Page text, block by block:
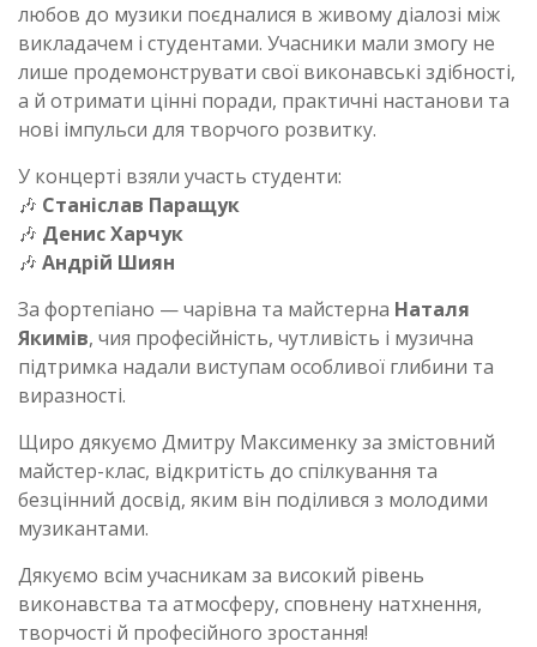
любов до музики поєдналися в живому діалозі між
викладачем і студентами. Учасники мали змогу не
лише продемонструвати свої виконавські здібності,
а й отримати цінні поради, практичні настанови та
нові імпульси для творчого розвитку.
У концерті взяли участь студенти:
🎶 Станіслав Паращук
🎶 Денис Харчук
🎶 Андрій Шиян
За фортепіано — чарівна та майстерна Наталя
Якимів, чия професійність, чутливість і музична
підтримка надали виступам особливої глибини та
виразності.
Щиро дякуємо Дмитру Максименку за змістовний
майстер-клас, відкритість до спілкування та
безцінний досвід, яким він поділився з молодими
музикантами.
Дякуємо всім учасникам за високий рівень
виконавства та атмосферу, сповнену натхнення,
творчості й професійного зростання!